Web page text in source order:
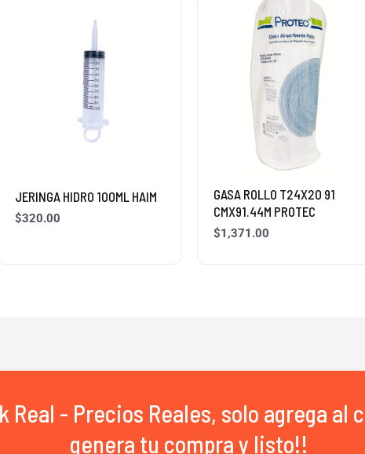
JERINGA HIDRO 100ML HAIM
$320.00
GASA ROLLO T24X20 91
CMX91.44M PROTEC
$1,371.00
Real - Precios Reales, solo agrega al
genera tu compra y listo!!